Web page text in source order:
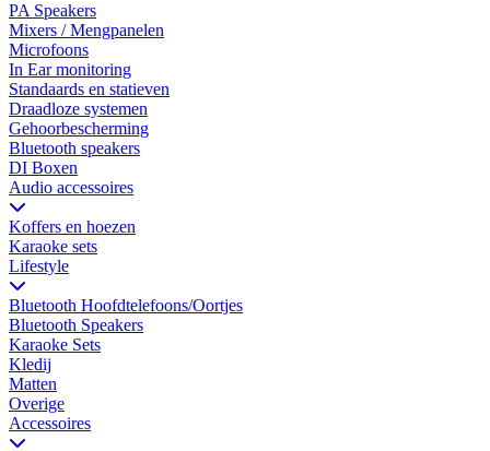
PA Speakers
Mixers / Mengpanelen
Microfoons
In Ear monitoring
Standaards en statieven
Draadloze systemen
Gehoorbescherming
Bluetooth speakers
DI Boxen
Audio accessoires
Koffers en hoezen
Karaoke sets
Lifestyle
Bluetooth Hoofdtelefoons/Oortjes
Bluetooth Speakers
Karaoke Sets
Kledij
Matten
Overige
Accessoires